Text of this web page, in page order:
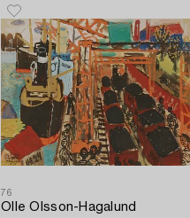
76
Olle Olsson-Hagalund